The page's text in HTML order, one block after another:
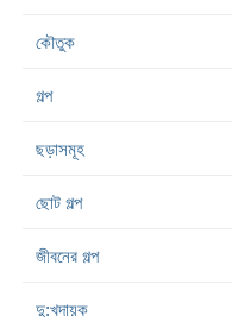
কৌতুক
গল্প
ছড়াসমূহ
ছোট গল্প
জীবনের গল্প
দু:খদায়ক